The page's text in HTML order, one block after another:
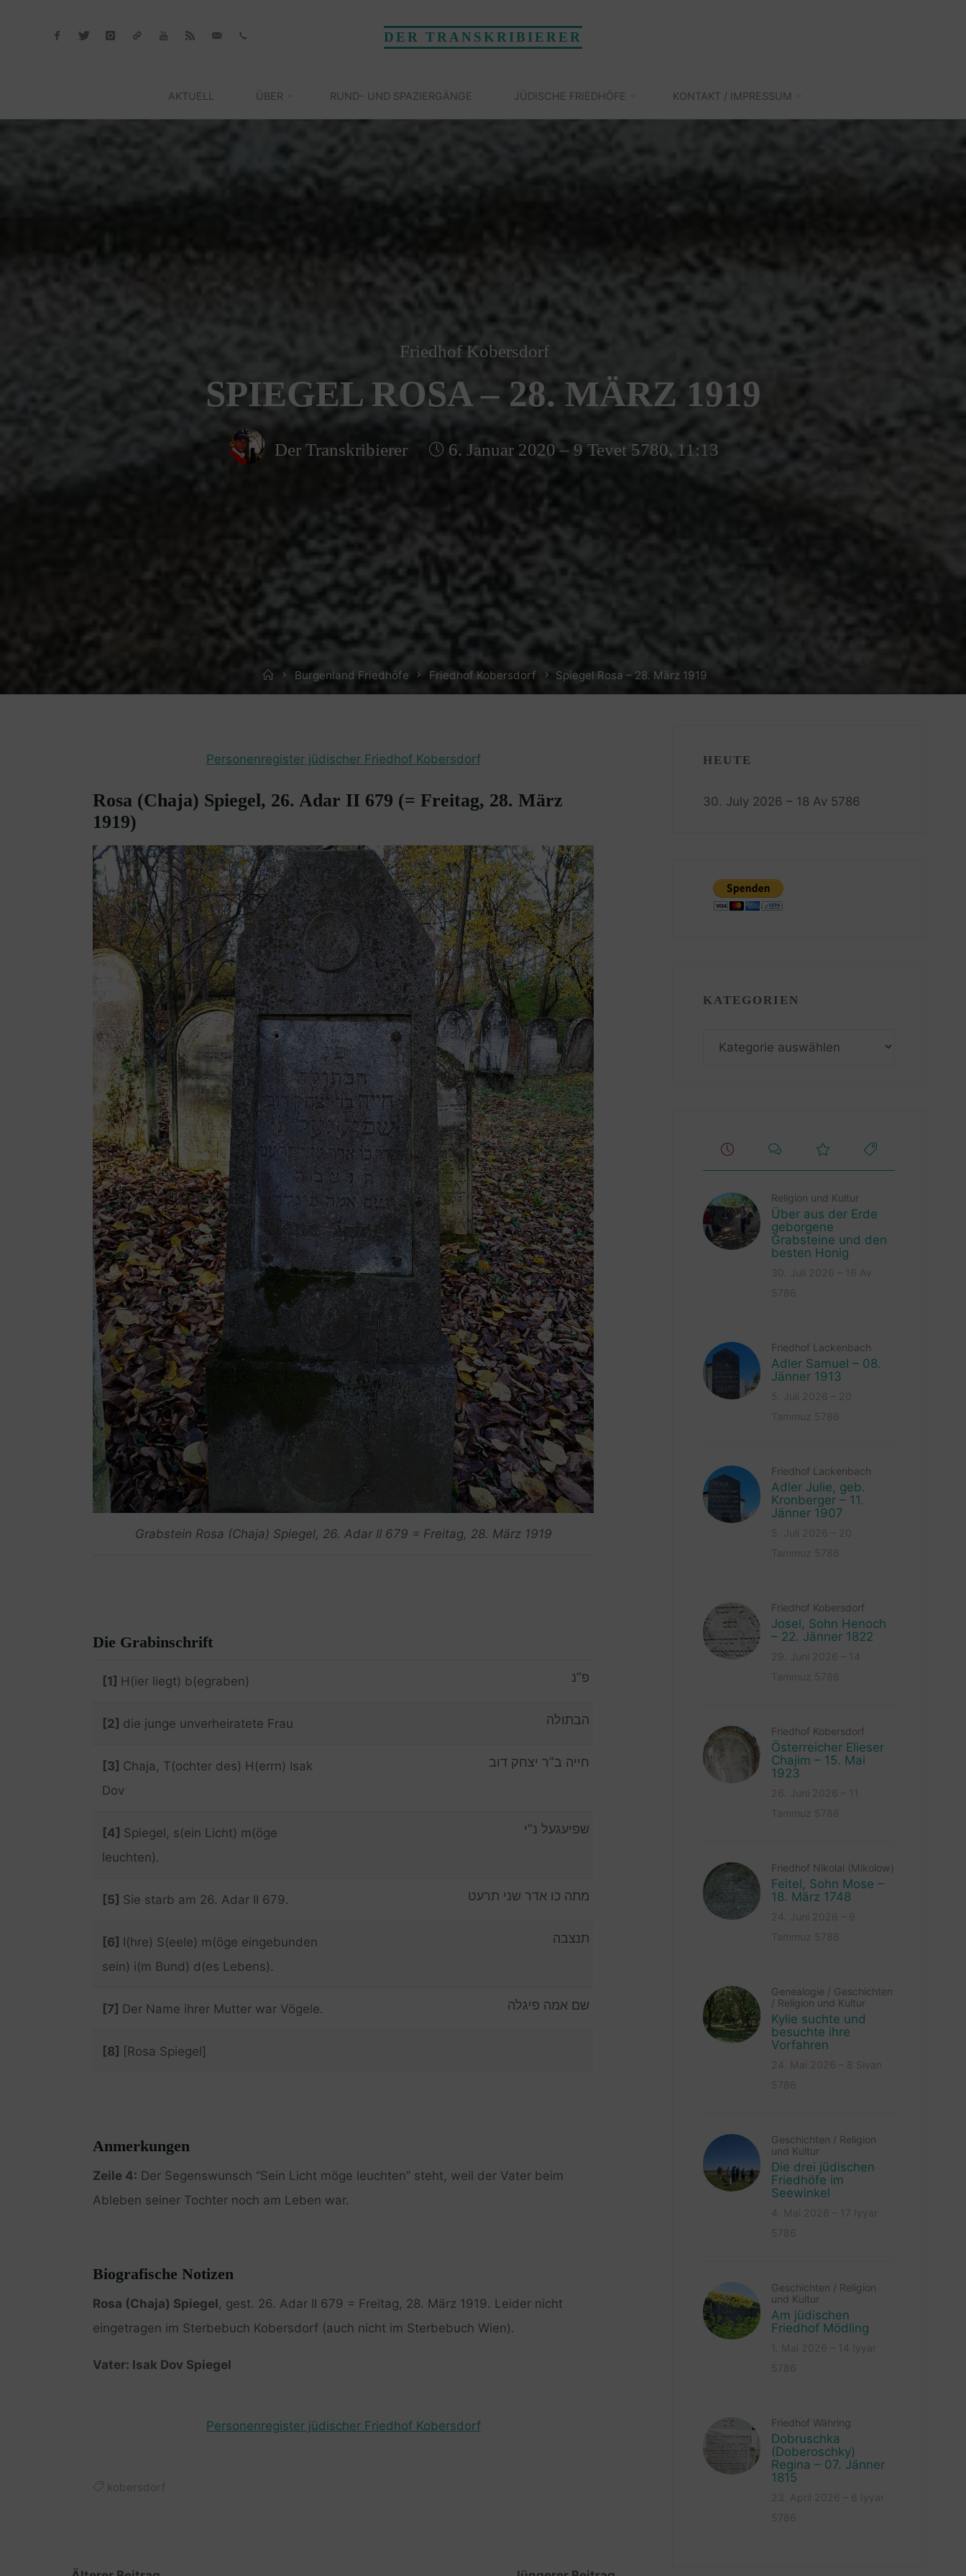
DER TRANSKRIBIERER
AKTUELL ÜBER RUND- UND SPAZIERGÄNGE JÜDISCHE FRIEDHÖFE KONTAKT / IMPRESSUM
Friedhof Kobersdorf
SPIEGEL ROSA – 28. MÄRZ 1919
Der Transkribierer 6. Januar 2020 – 9 Tevet 5780, 11:13
HomeBurgenland Friedhöfe Friedhof Kobersdorf Spiegel Rosa – 28. März 1919
Personenregister jüdischer Friedhof Kobersdorf
Rosa (Chaja) Spiegel, 26. Adar II 679 (= Freitag, 28. März
1919)
Grabstein Rosa (Chaja) Spiegel, 26. Adar II 679 = Freitag, 28. März 1919
Die Grabinschrift
[1] H(ier liegt) b(egraben) פ”נ
[2] die junge unverheiratete Frau הבתולה
[3] Chaja, T(ochter des) H(errn) Isak
Dov
חייה ב”ר יצחק דוב
[4] Spiegel, s(ein Licht) m(öge
leuchten).
שפיעגעל נ”י
[5] Sie starb am 26. Adar II 679. מתה כו אדר שני תרעט
[6] I(hre) S(eele) m(öge eingebunden
sein) i(m Bund) d(es Lebens).
תנצבה
[7] Der Name ihrer Mutter war Vögele. שם אמה פיגלה
[8] [Rosa Spiegel]
Anmerkungen
Zeile 4: Der Segenswunsch “Sein Licht möge leuchten” steht, weil der Vater beim
Ableben seiner Tochter noch am Leben war.
Biografische Notizen
Rosa (Chaja) Spiegel, gest. 26. Adar II 679 = Freitag, 28. März 1919. Leider nicht
eingetragen im Sterbebuch Kobersdorf (auch nicht im Sterbebuch Wien).
Vater: Isak Dov Spiegel
Personenregister jüdischer Friedhof Kobersdorf
kobersdorf
HEUTE
30. July 2026 – 18 Av 5786
KATEGORIEN
Religion und Kultur
Über aus der Erde
geborgene
Grabsteine und den
besten Honig
Friedhof Lackenbach
Adler Samuel – 08.
Jänner 1913
Friedhof Lackenbach
Adler Julie, geb.
Kronberger – 11.
Jänner 1907
Friedhof Kobersdorf
Josel, Sohn Henoch
– 22. Jänner 1822
Friedhof Kobersdorf
Österreicher Elieser
Chajim – 15. Mai
1923
Friedhof Nikolai (Mikolow)
Feitel, Sohn Mose –
18. März 1748
Genealogie / Geschichten
/ Religion und Kultur
Kylie suchte und
besuchte ihre
Vorfahren
Geschichten / Religion
und Kultur
Die drei jüdischen
Friedhöfe im
Seewinkel
Geschichten / Religion
und Kultur
Am jüdischen
Friedhof Mödling
Friedhof Währing
Dobruschka
(Doberoschky)
Regina – 07. Jänner
1815